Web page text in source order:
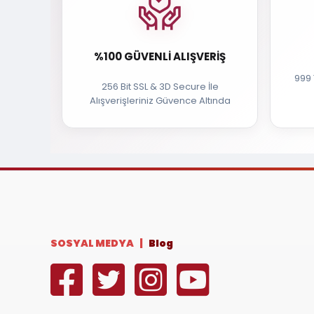
%100 GÜVENLI ALIŞVERIŞ
256 Bit SSL & 3D Secure İle
Alışverişleriniz Güvence Altında
999
SOSYAL MEDYA | Blog